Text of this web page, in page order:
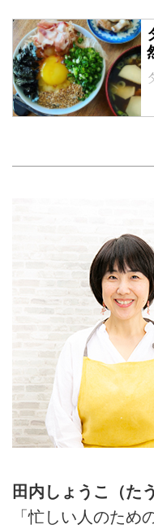
田内しょうこ（た
「忙しい人のため